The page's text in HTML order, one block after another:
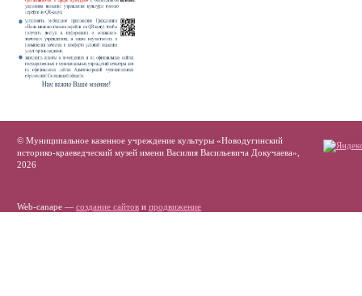
© Муниципальное казенное учреждение культуры «Новодугинский
историко-краеведческий музей имени Василия Васильевича Докучаева»,
2026
Web-canape — создание сайтов и продвижение